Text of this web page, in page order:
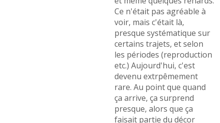
Ce n'était pas agréable à
voir, mais c'était là,
presque systématique sur
certains trajets, et selon
les périodes (reproduction
etc.) Aujourd'hui, c'est
devenu extrpêmement
rare. Au point que quand
ça arrive, ça surprend
presque, alors que ça
faisait partie du décor